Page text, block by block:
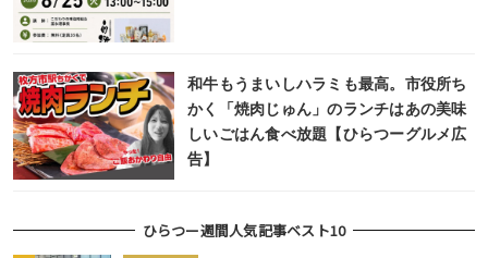
和牛もうまいしハラミも最高。市役所ち
かく「焼肉じゅん」のランチはあの美味
しいごはん食べ放題【ひらつーグルメ広
告】
ひらつー週間人気記事ベスト10